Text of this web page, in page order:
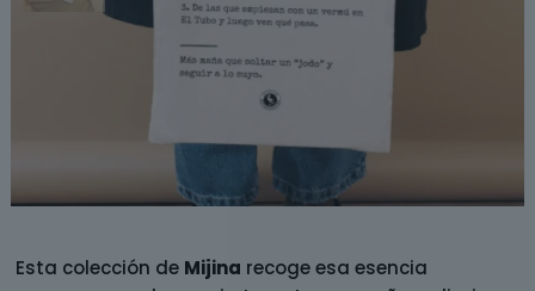
Esta colección de Mijina recoge esa esencia